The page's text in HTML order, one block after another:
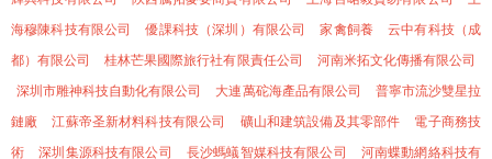
海穆陳科技有限公司
優課科技（深圳）有限公司 家禽飼養
云中有科技（成
都）有限公司
桂林芒果國際旅行社有限責任公司
河南米拓文化傳播有限公司
深圳市雕神科技自動化有限公司
大連萬砣海產品有限公司
普寧市流沙雙星拉
鏈廠
江蘇帝圣新材料科技有限公司 礦山和建筑設備及其零部件
電子商務技
術
深圳集源科技有限公司 長沙螞蟻智媒科技有限公司
河南蝶動網絡科技有